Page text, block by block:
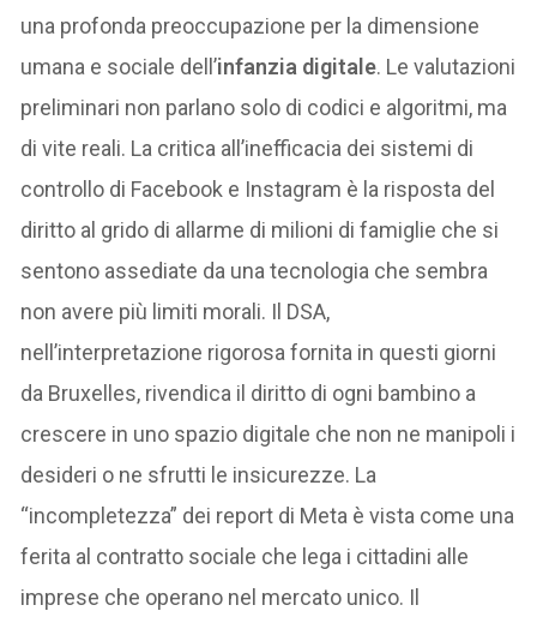
una profonda preoccupazione per la dimensione
umana e sociale dell’infanzia digitale. Le valutazioni
preliminari non parlano solo di codici e algoritmi, ma
di vite reali. La critica all’inefficacia dei sistemi di
controllo di Facebook e Instagram è la risposta del
diritto al grido di allarme di milioni di famiglie che si
sentono assediate da una tecnologia che sembra
non avere più limiti morali. Il DSA,
nell’interpretazione rigorosa fornita in questi giorni
da Bruxelles, rivendica il diritto di ogni bambino a
crescere in uno spazio digitale che non ne manipoli i
desideri o ne sfrutti le insicurezze. La
“incompletezza” dei report di Meta è vista come una
ferita al contratto sociale che lega i cittadini alle
imprese che operano nel mercato unico. Il